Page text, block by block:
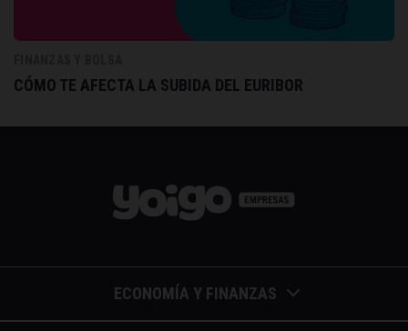
CÓMO TE AFECTA LA SUBIDA DEL EURIBOR
ECONOMÍA Y FINANZAS